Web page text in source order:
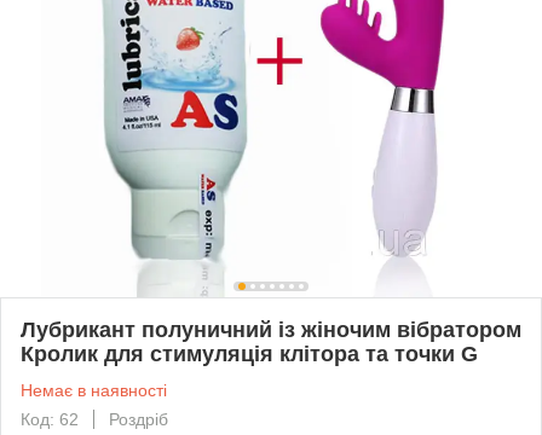
Лубрикант полуничний із жіночим вібратором
Кролик для стимуляція клітора та точки G
Немає в наявності
Код: 62
Роздріб